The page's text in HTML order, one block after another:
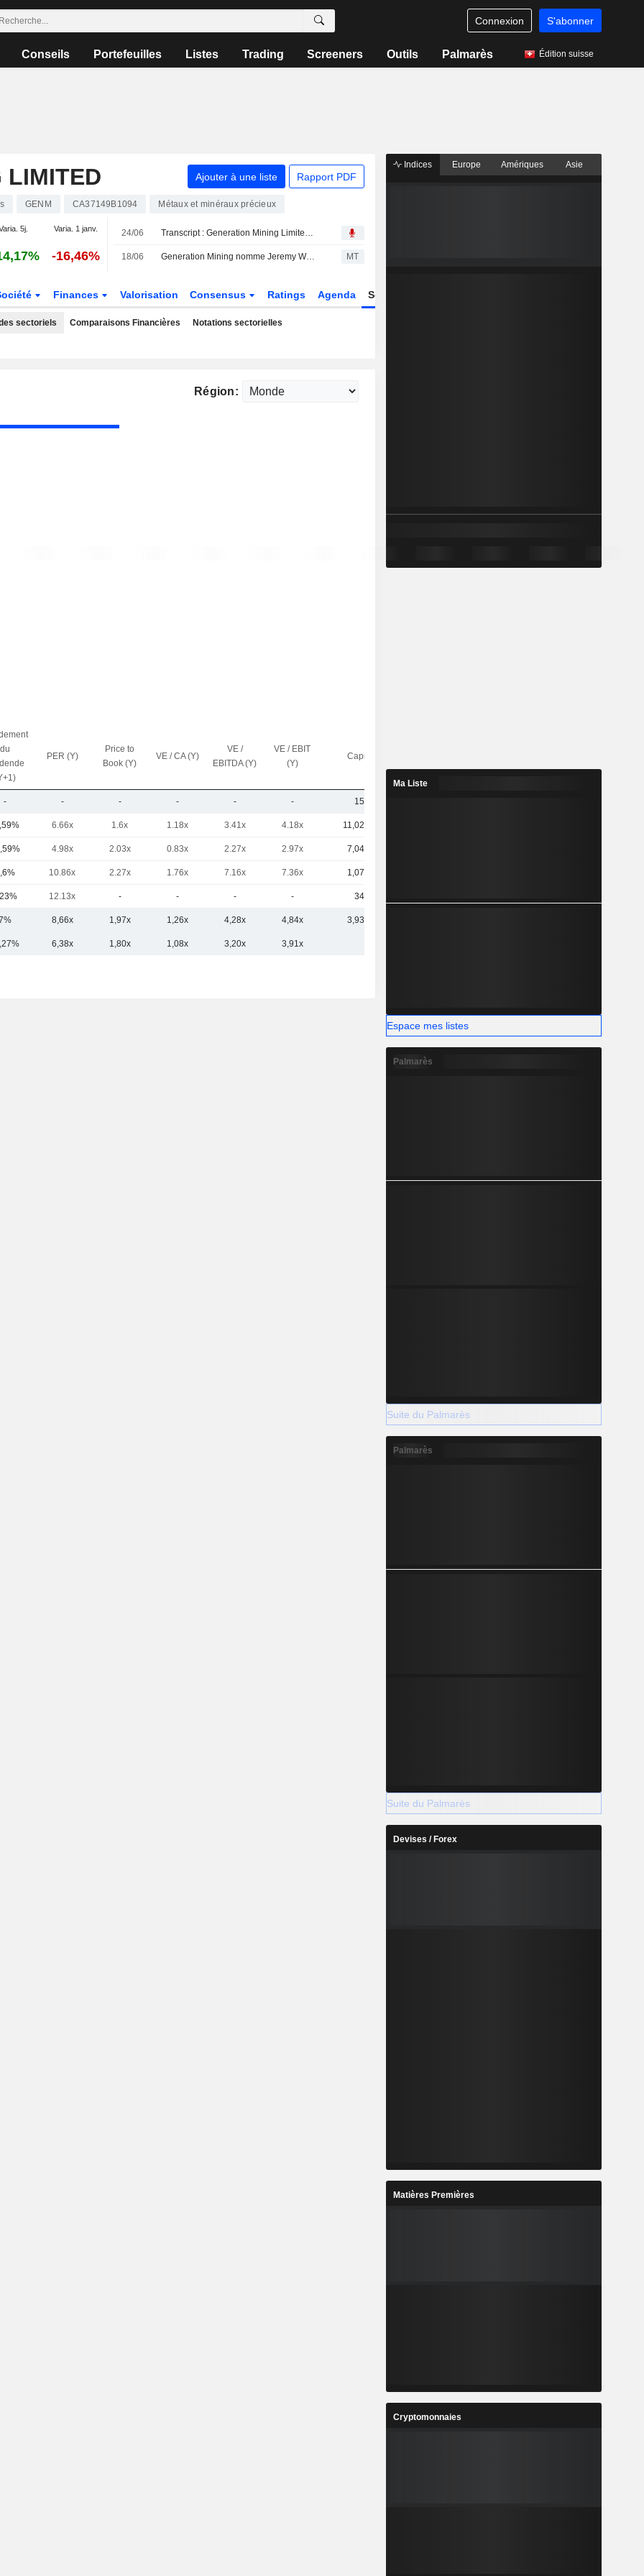
Connexion S'abonner
Conseils Portefeuilles Listes Trading Screeners Outils Palmarès Édition suisse
LIMITED Ajouter à une liste Rapport PDF
GENM CA37149B1094 Métaux et minéraux précieux
5j. Varia. 1 janv.
-16,46%
24/06 Transcript : Generation Mining Limited - Shareholder/Analyst Call
18/06 Generation Mining nomme Jeremy Wyeth au poste de directeur de l'exploitation et Anton Cukrov à la vice-présidence des finances MT
Finances Valorisation Consensus Ratings Agenda Secteur
sectoriels Comparaisons Financières Notations sectorielles
Région:
du
PER (Y)
Price to
Book (Y)
VE / CA (Y)
VE /
EBITDA (Y)
VE / EBIT
(Y)
Capi.($)
- - - - - - 152 M
6.66x 1.6x 1.18x 3.41x 4.18x 11,02 Md
4.98x 2.03x 0.83x 2.27x 2.97x 7,04 Md
10.86x 2.27x 1.76x 7.16x 7.36x 1,07 Md
12.13x - - - - 343 M
8,66x 1,97x 1,26x 4,28x 4,84x 3,93 Md
6,38x 1,80x 1,08x 3,20x 3,91x
Indices Europe Amériques Asie
Ma Liste
Espace mes listes
Palmarès
Suite du Palmarès
Palmarès
Suite du Palmarès
Devises / Forex
Matières Premières
Cryptomonnaies